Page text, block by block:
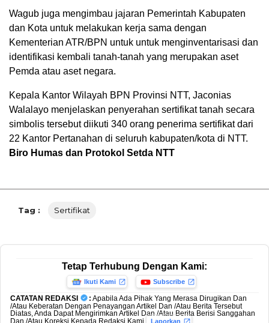
Wagub juga mengimbau jajaran Pemerintah Kabupaten
dan Kota untuk melakukan kerja sama dengan
Kementerian ATR/BPN untuk untuk menginventarisasi dan
identifikasi kembali tanah-tanah yang merupakan aset
Pemda atau aset negara.
Kepala Kantor Wilayah BPN Provinsi NTT, Jaconias
Walalayo menjelaskan penyerahan sertifikat tanah secara
simbolis tersebut diikuti 340 orang penerima sertifikat dari
22 Kantor Pertanahan di seluruh kabupaten/kota di NTT.
Biro Humas dan Protokol Setda NTT
Tag : Sertifikat
Tetap Terhubung Dengan Kami:
Ikuti Kami Subscribe
CATATAN REDAKSI : Apabila Ada Pihak Yang Merasa Dirugikan Dan
/Atau Keberatan Dengan Penayangan Artikel Dan /Atau Berita Tersebut
Diatas, Anda Dapat Mengirimkan Artikel Dan /Atau Berita Berisi Sanggahan
Dan /Atau Koreksi Kepada Redaksi Kami
Laporkan